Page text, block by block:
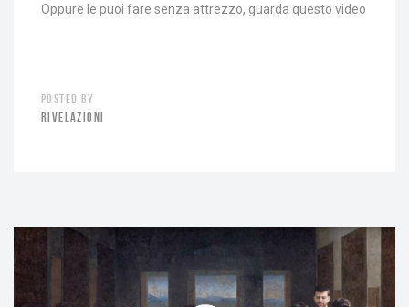
Oppure le puoi fare senza attrezzo, guarda questo video
POSTED BY
RIVELAZIONI